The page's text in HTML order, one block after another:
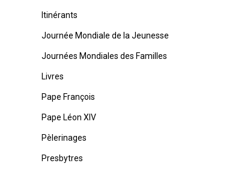
Itinérants
Journée Mondiale de la Jeunesse
Journées Mondiales des Familles
Livres
Pape François
Pape Léon XIV
Pèlerinages
Presbytres